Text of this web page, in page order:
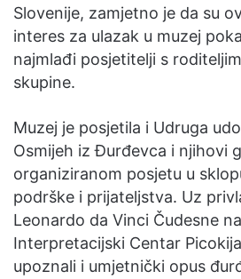
Slovenije, zamjetno je da su
interes za ulazak u muzej
najmlađi posjetitelji s
skupine.
Muzej je posjetila i Udruga
Osmijeh iz Đurđevca i njihovi
organiziranom posjetu u
podrške i prijateljstva. Uz
Leonardo da Vinci Čudesne
Interpretacijski Centar
upoznali i umjetnički opus